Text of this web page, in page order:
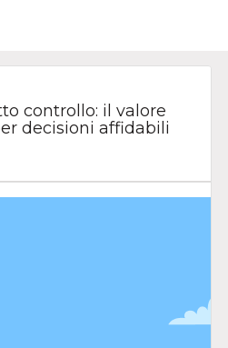
controllo: il valore
decisioni affidabili